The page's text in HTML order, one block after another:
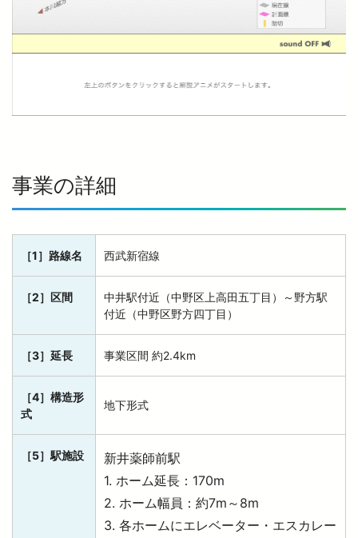
事業の詳細
［1］路線名 西武新宿線
［2］区間
中井駅付近（中野区上高田五丁目）～野方駅
付近（中野区野方四丁目）
［3］延長 事業区間 約2.4km
［4］構造形
式
地下形式
［5］駅施設
新井薬師前駅
1. ホーム延長：170m
2. ホーム幅員：約7m～8m
3. 各ホームにエレベーター・エスカレー